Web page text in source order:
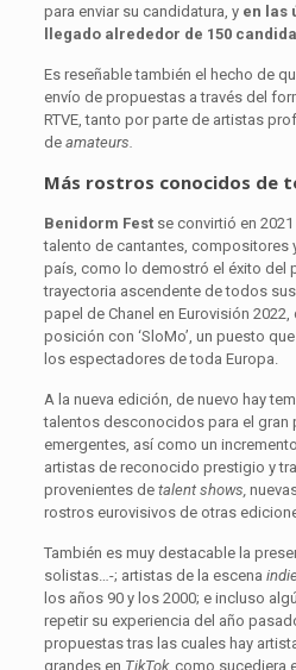
para enviar su candidatura, y en las
llegado alrededor de 150
Es reseñable también el hecho de
envío de propuestas a través del
RTVE, tanto por parte de artistas
de amateurs.
Más rostros conocidos de
Benidorm Fest se convirtió en
talento de cantantes, compositores
país, como lo demostró el éxito del
trayectoria ascendente de todos
papel de Chanel en Eurovisión
posición con ‘SloMo’, un puesto
los espectadores de toda Europa.
A la nueva edición, de nuevo hay
talentos desconocidos para el gran
emergentes, así como un
artistas de reconocido prestigio y
provenientes de talent shows,
rostros eurovisivos de otras
También es muy destacable la
solistas…-; artistas de la escena
los años 90 y los 2000; e incluso
repetir su experiencia del año
propuestas tras las cuales hay
grandes en TikTok, como sucediera